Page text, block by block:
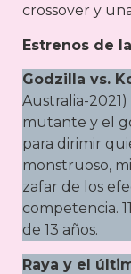
crossover y
Estrenos de
Godzilla vs.
Australia-
mutante y el
para dirimir
monstruoso,
zafar de los
competencia.
de 13 años.
Raya y el